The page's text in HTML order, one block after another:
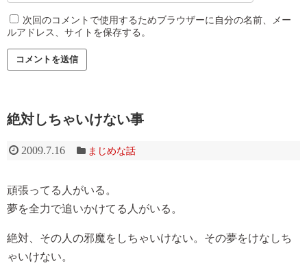
次回のコメントで使用するためブラウザーに自分の名前、メー
ルアドレス、サイトを保存する。
絶対しちゃいけない事
2009.7.16 まじめな話
頑張ってる人がいる。
夢を全力で追いかけてる人がいる。
絶対、その人の邪魔をしちゃいけない。その夢をけなしち
ゃいけない。